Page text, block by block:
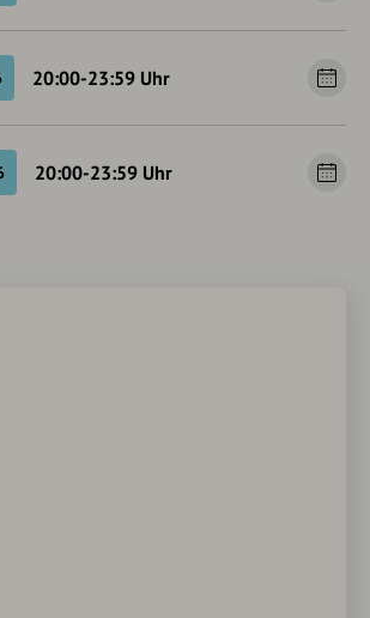
20:00-23:59 Uhr
20:00-23:59 Uhr